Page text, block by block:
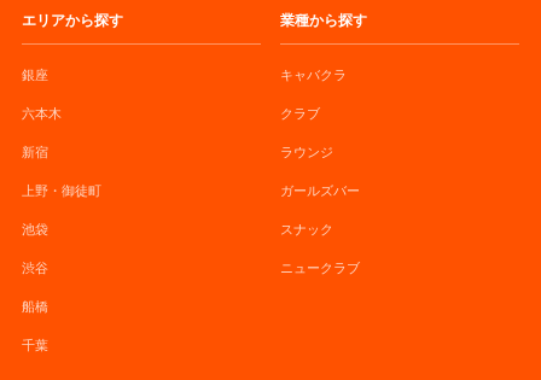
エリアから探す
銀座
六本木
新宿
上野・御徒町
池袋
渋谷
船橋
千葉
業種から探す
キャバクラ
クラブ
ラウンジ
ガールズバー
スナック
ニュークラブ